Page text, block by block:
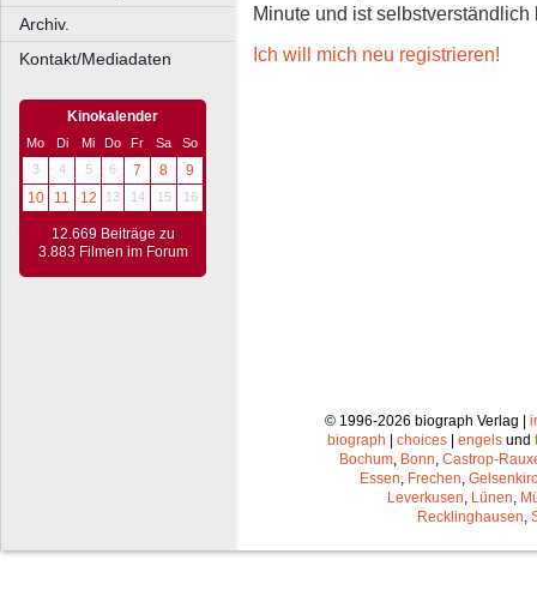
Archiv.
Kontakt/Mediadaten
Kinokalender
Mo Di Mi Do Fr Sa
So
3
4 5 6 7 8
9
10
11 12 13 14 15 16
12.669 Beiträge zu
3.883 Filmen im Forum
Minute und ist selbstverständlich
Ich will mich neu registrieren!
© 1996-2026 biograph Verlag |
biograph
choices engels und
Bochum, Bonn, Castrop-
Essen, Frechen,
Leverkusen, Lünen,
Recklinghausen,